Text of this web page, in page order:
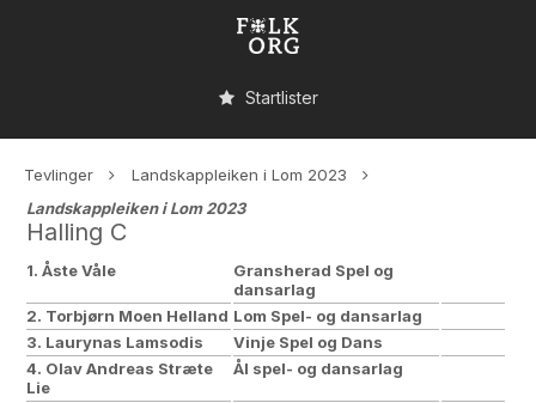
Startlister
Tevlinger
Landskappleiken i Lom 2023
Landskappleiken i Lom 2023
Halling C
1. Åste Våle
Gransherad Spel og
dansarlag
2. Torbjørn Moen Helland Lom Spel- og dansarlag
3. Laurynas Lamsodis
Vinje Spel og Dans
4. Olav Andreas Stræte
Lie
Ål spel- og dansarlag